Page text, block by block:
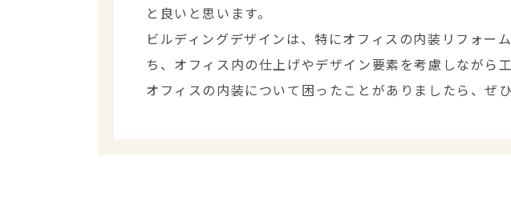
と良いと思います。
ビルディングデザインは、特にオフィスの内装リフォー
ち、オフィス内の仕上げやデザイン要素を考慮しながら
オフィスの内装について困ったことがありましたら、ぜ